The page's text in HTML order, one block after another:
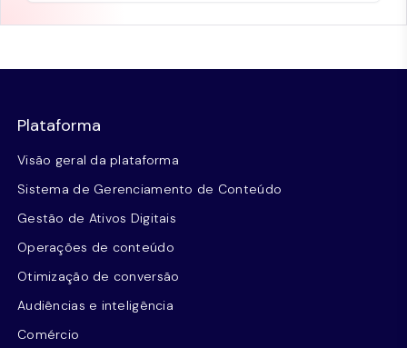
Plataforma
Visão geral da plataforma
Sistema de Gerenciamento de Conteúdo
Gestão de Ativos Digitais
Operações de conteúdo
Otimização de conversão
Audiências e inteligência
Comércio